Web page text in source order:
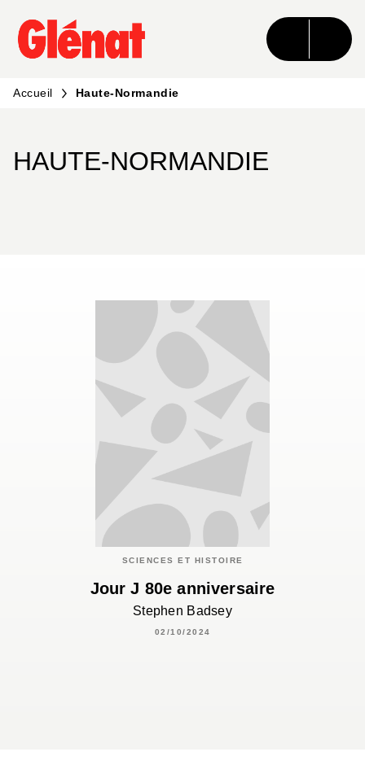
MENU RECHERCHE CONTENU
PIED DE PAGE
Accueil Haute-Normandie
HAUTE-NORMANDIE
SCIENCES ET HISTOIRE
Jour J 80e anniversaire
Stephen Badsey
02/10/2024